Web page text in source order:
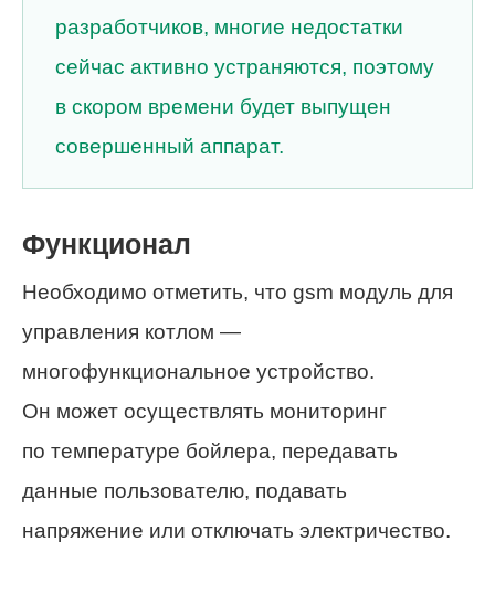
разработчиков, многие недостатки
сейчас активно устраняются, поэтому
в скором времени будет выпущен
совершенный аппарат.
Функционал
Необходимо отметить, что gsm модуль для
управления котлом —
многофункциональное устройство.
Он может осуществлять мониторинг
по температуре бойлера, передавать
данные пользователю, подавать
напряжение или отключать электричество.